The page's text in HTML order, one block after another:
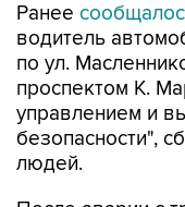
Ранее
водитель
по ул.
проспектом К.
управлением и
безопасности",
людей.